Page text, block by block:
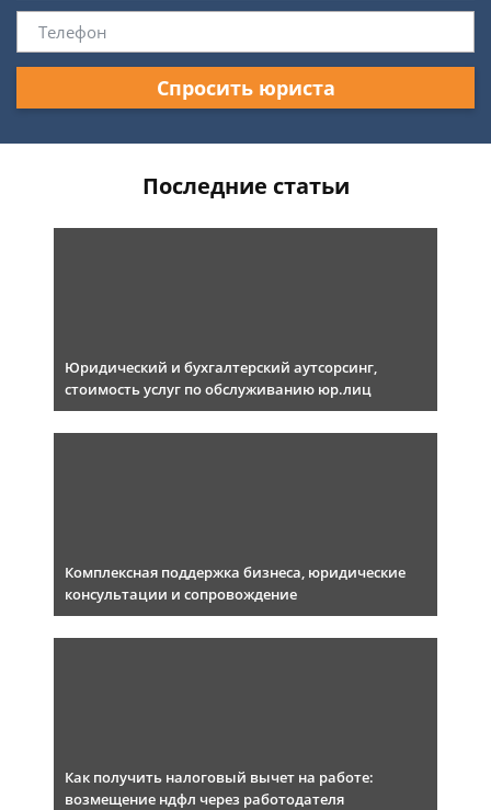
Спросить юриста
Последние статьи
Юридический и бухгалтерский аутсорсинг,
стоимость услуг по обслуживанию юр.лиц
Комплексная поддержка бизнеса, юридические
консультации и сопровождение
Как получить налоговый вычет на работе:
возмещение ндфл через работодателя